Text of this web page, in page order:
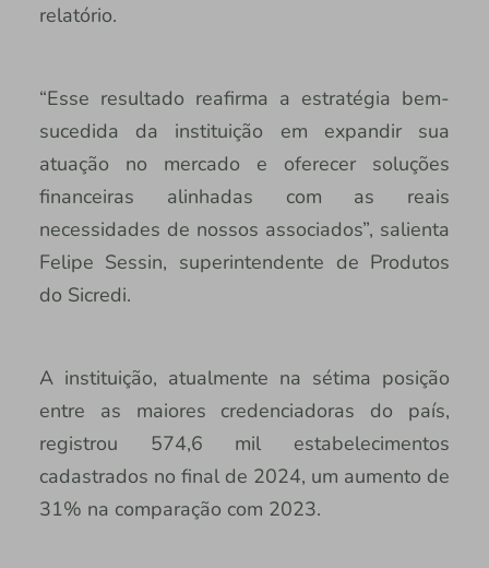
relatório.
“Esse resultado reafirma a estratégia bem-
sucedida da instituição em expandir sua
atuação no mercado e oferecer soluções
financeiras alinhadas com as reais
necessidades de nossos associados”, salienta
Felipe Sessin, superintendente de Produtos
do Sicredi.
A instituição, atualmente na sétima posição
entre as maiores credenciadoras do país,
registrou 574,6 mil estabelecimentos
cadastrados no final de 2024, um aumento de
31% na comparação com 2023.